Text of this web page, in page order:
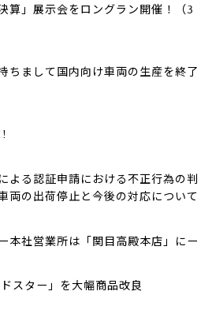
算」展示会をロングラン開催！（3
ちまして国内向け車両の生産を終了
よる認証申請における不正行為の判
両の出荷停止と今後の対応について
本社営業所は「関目高殿本店」にー
スター」を大幅商品改良